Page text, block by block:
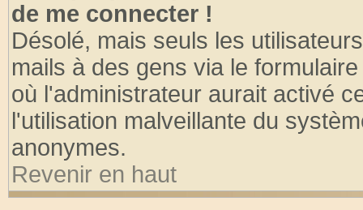
de me connecter !
Désolé, mais seuls les
mails à des gens via le
où l'administrateur aurait activé
l'utilisation malveillante du
anonymes.
Revenir en haut